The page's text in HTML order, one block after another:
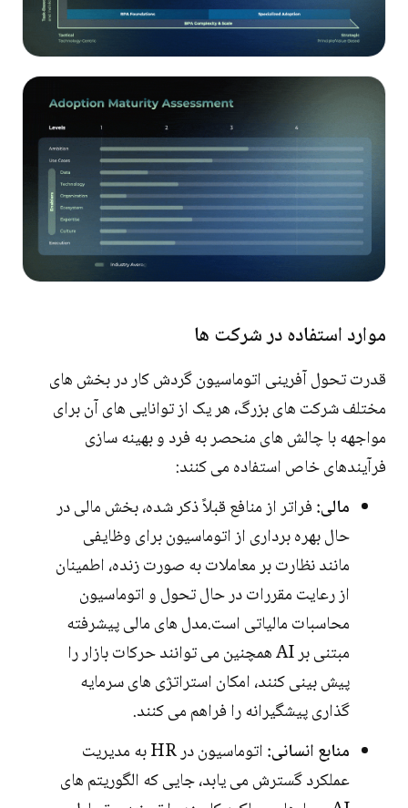
موارد استفاده در شرکت ها
قدرت تحول آفرینی اتوماسیون گردش کار در بخش های
مختلف شرکت های بزرگ، هر یک از توانایی های آن برای
مواجهه با چالش های منحصر به فرد و بهینه سازی
فرآیندهای خاص استفاده می کنند:
مالی:فراتر از منافع قبلاً ذکر شده، بخش مالی در
حال بهره برداری از اتوماسیون برای وظایفی
مانند نظارت بر معاملات به صورت زنده، اطمینان
از رعایت مقررات در حال تحول و اتوماسیون
محاسبات مالیاتی است.مدل های مالی پیشرفته
مبتنی بر AI همچنین می توانند حرکات بازار را
پیش بینی کنند، امکان استراتژی های سرمایه
گذاری پیشگیرانه را فراهم می کنند.
منابع انسانی:
اتوماسیون در HR به مدیریت
عملکرد گسترش می یابد، جایی که الگوریتم های